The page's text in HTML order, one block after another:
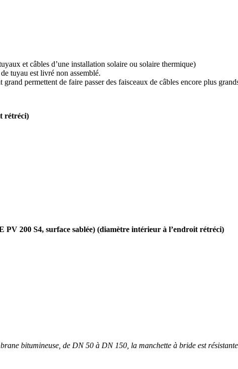
et câbles d’une installation solaire ou solaire thermique)
tuyau est livré non assemblé.
permettent de faire passer des faisceaux de câbles encore plus
rétréci)
200 S4, surface sablée) (diamètre intérieur à l’endroit rétréci)
bitumineuse, de DN 50 à DN 150, la manchette à bride est